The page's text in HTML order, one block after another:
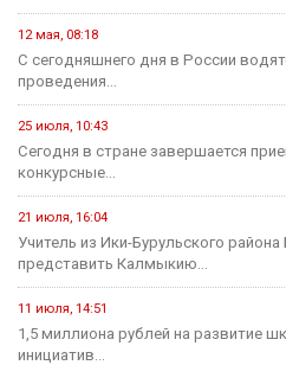
12 мая, 08:18
С сегодняшнего дня в России
проведения...
25 июля, 10:43
Сегодня в стране завершается
конкурсные...
21 июля, 16:04
Учитель из Ики-Бурульского района
представить Калмыкию...
11 июля, 14:51
1,5 миллиона рублей на развитие
инициатив...